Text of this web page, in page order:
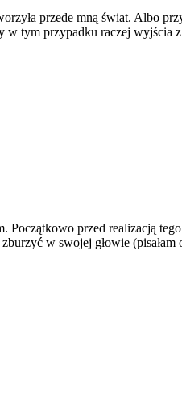
przede mną świat. Albo
w tym przypadku raczej
Początkowo przed realizacją
w swojej głowie (pisałam